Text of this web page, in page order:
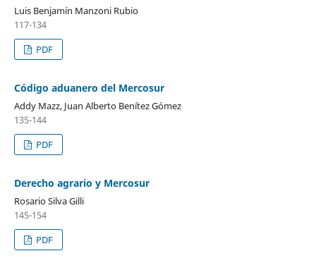
Luis Benjamín Manzoni Rubio
117-134
PDF
Código aduanero del Mercosur
Addy Mazz, Juan Alberto Benítez Gómez
135-144
PDF
Derecho agrario y Mercosur
Rosario Silva Gilli
145-154
PDF